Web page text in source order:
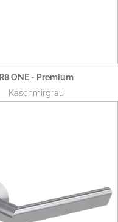
R8 ONE - Premium
Kaschmirgrau